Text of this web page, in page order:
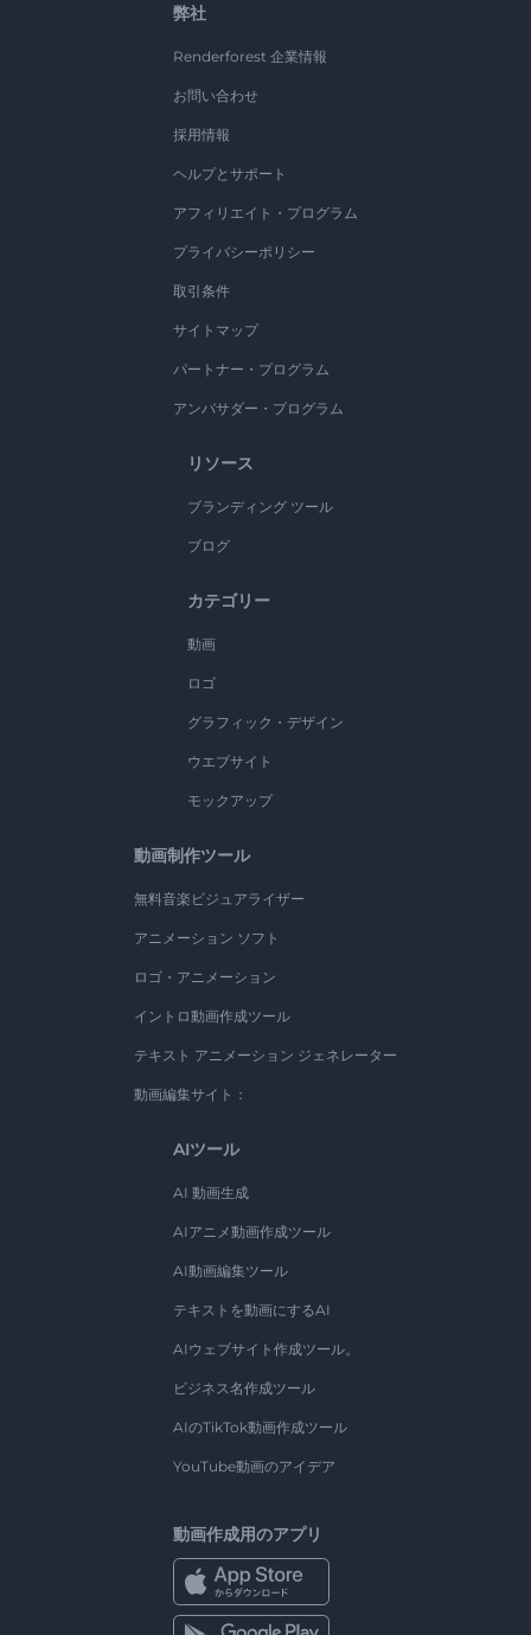
弊社
Renderforest 企業情報
お問い合わせ
採用情報
ヘルプとサポート
アフィリエイト・プログラム
プライバシーポリシー
取引条件
サイトマップ
パートナー・プログラム
アンバサダー・プログラム
リソース
ブランディング ツール
ブログ
カテゴリー
動画
ロゴ
グラフィック・デザイン
ウエブサイト
モックアップ
動画制作ツール
無料音楽ビジュアライザー
アニメーション ソフト
ロゴ・アニメーション
イントロ動画作成ツール
テキスト アニメーション ジェネレーター
動画編集サイト：
AIツール
AI 動画生成
AIアニメ動画作成ツール
AI動画編集ツール
テキストを動画にするAI
AIウェブサイト作成ツール。
ビジネス名作成ツール
AIのTikTok動画作成ツール
YouTube動画のアイデア
動画作成用のアプリ